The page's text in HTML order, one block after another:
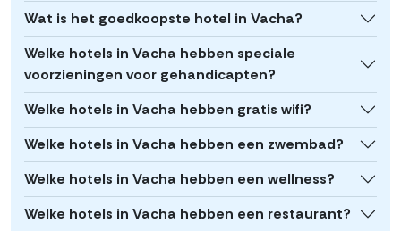
Wat is het goedkoopste hotel in Vacha?
Welke hotels in Vacha hebben speciale
voorzieningen voor gehandicapten?
Welke hotels in Vacha hebben gratis wifi?
Welke hotels in Vacha hebben een zwembad?
Welke hotels in Vacha hebben een wellness?
Welke hotels in Vacha hebben een restaurant?